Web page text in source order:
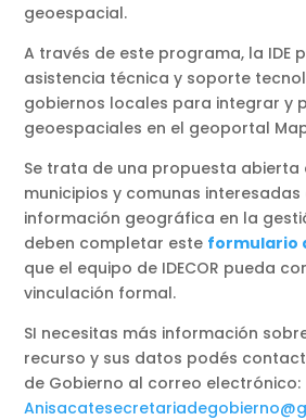
geoespacial.
A través de este programa, la IDE
asistencia técnica y soporte
gobiernos locales para integrar y
geoespaciales en el geoportal
Se trata de una propuesta abierta
municipios y comunas interesadas
información geográfica en la
deben completar este formulario
que el equipo de IDECOR pueda
vinculación formal.
SI necesitas más información
recurso y sus datos podés
de Gobierno al correo electrónico: